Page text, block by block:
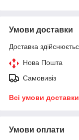
Умови доставки
Доставка
Нова Пошта
Самовивіз
Всі умови доставки
Умови оплати